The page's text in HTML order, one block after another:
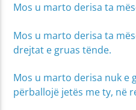
Mos u marto derisa ta
Mos u marto derisa ta
drejtat e gruas tënde.
Mos u marto derisa nuk e
përballojë jetës me ty, në